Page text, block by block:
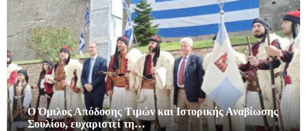
Ο Όμιλος Απόδοσης Τιμών και Ιστορικής Αναβίωσης
Σουλίου, ευχαριστεί τη…